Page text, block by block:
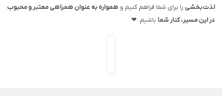
لذت‌بخشی را برای شما فراهم کنیم و همواره به عنوان همراهی معتبر و محبوب
در این مسیر، کنار شما باشیم. ❤